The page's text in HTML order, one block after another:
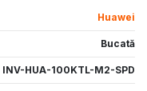
Huawei
Bucată
INV-HUA-100KTL-M2-SPD